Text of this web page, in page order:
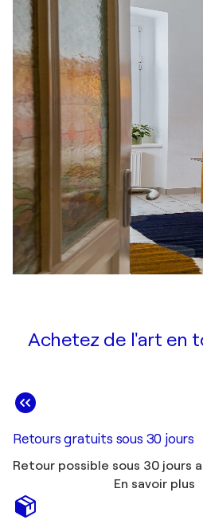
Achetez de l'art en
Retours gratuits sous 30 jours
Retour possible sous 30 jours
En savoir plus